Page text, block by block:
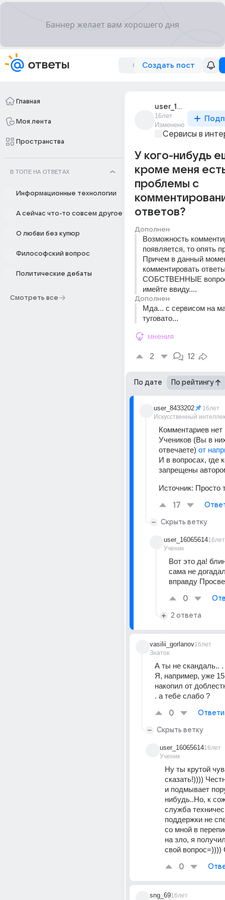
Создать пост
Главная
Моя лента
Пространства
В ТОПЕ НА ОТВЕТАХ
Информационные технологии
А сейчас что-то совсем другое
О любви без купюр
Философский вопрос
Политические дебаты
Смотреть все
user_16065614
16лет
Изменено
Сервисы в
У кого-нибудь
кроме меня
проблемы с
ответов?
Дополнен
Возможность
появляется, то опять
Причем в данный
комментировать
СОБСТВЕННЫЕ
имейте ввиду....
Дополнен
Мда... с сервисом на
туговато...
мнения
2 12
По дате По рейтингу
user_8433202
Искусственный
16лет
Комментариев нет
Учеников (Вы в
отвечаете) от
И в вопросах, где
запрещены
Источник: Просто
17
Скрыть ветку
user_16065614
Ученик
16лет
Вот это да!
сама не
вправду
0
2 ответа
vasilii_gorlanov
Знаток
16лет
А ты не скандаль.. .
Я, например, уже
накопил от
. а тебе слабо ?
0
Скрыть ветку
user_16065614
Ученик
16лет
Ну ты крутой
сказать!))))
и подмывает
нибудь..Но, к
служба
поддержки не
со мной в
на зло, я
свой
0
sng_6916лет